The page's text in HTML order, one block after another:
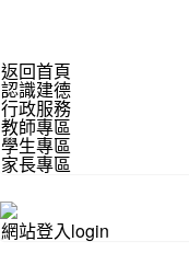
返回首頁
認識建德
行政服務
教師專區
學生專區
家長專區
網站登入login